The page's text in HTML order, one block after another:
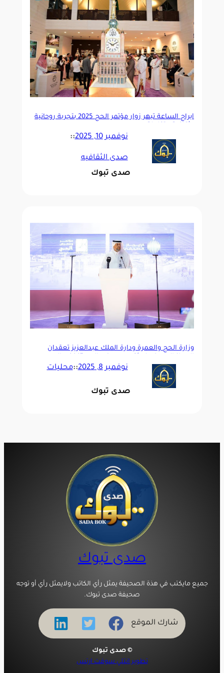
أبراج الساعة تبهر زوار مؤتمر الحج 2025 بتجربة روحانية
نوفمبر 10, 2025 ::
صدى الثقافيه
صدى تبوك
وزارة الحج والعمرة ودارة الملك عبدالعزيز تعقدان
نوفمبر 8, 2025 ::محليات
صدى تبوك
صدى تبوك
جميع مايكتب في هذة الصحيفة يمثل رأي الكاتب ولايمثل رأي أو توجه
صحيفة صدى تبوك.
شارك الموقع
© صدى تبوك
تطوير انتلي سوفت ارتس